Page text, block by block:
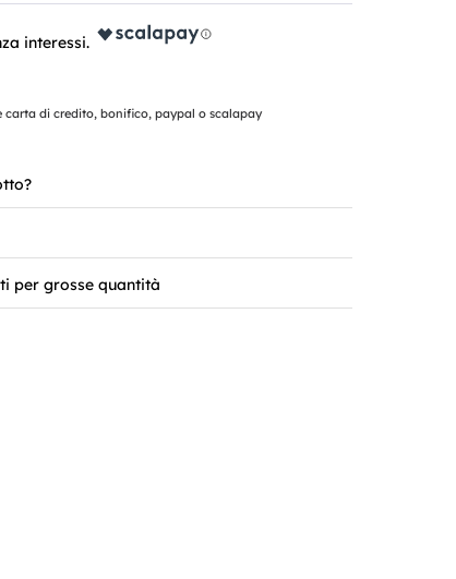
carta di credito, bonifico, paypal o scalapay
per grosse quantità